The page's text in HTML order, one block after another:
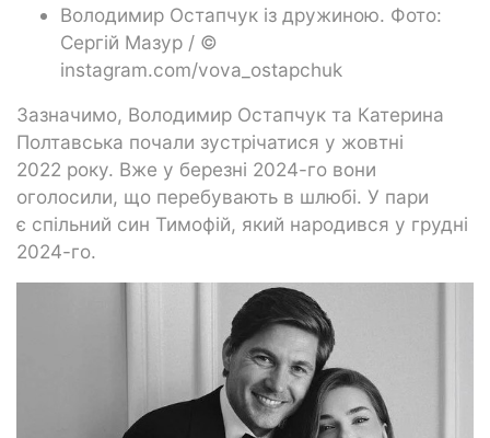
Володимир Остапчук із дружиною. Фото:
Сергій Мазур / ©
instagram.com/vova_ostapchuk
Зазначимо, Володимир Остапчук та Катерина
Полтавська почали зустрічатися у жовтні
2022 року. Вже у березні 2024-го вони
оголосили, що перебувають в шлюбі. У пари
є спільний син Тимофій, який народився у грудні
2024-го.